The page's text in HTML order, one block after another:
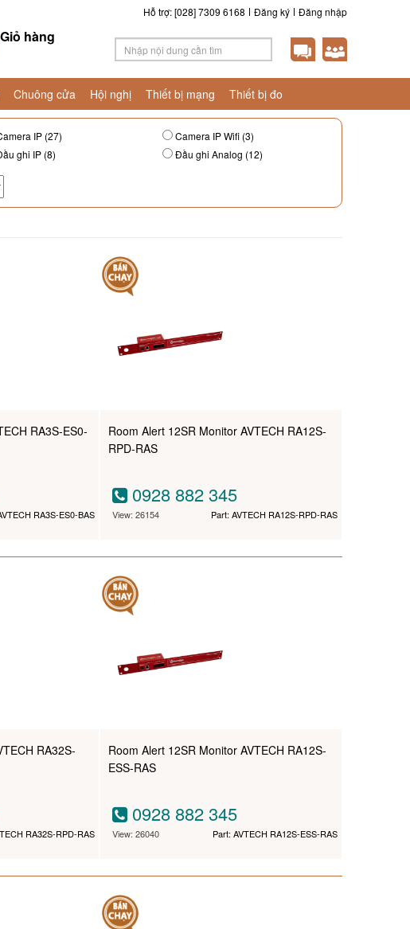
Đăng nhập
Đăng ký
Hỗ trợ: [028] 7309 6168
Giỏ hàng
Chuông cửa Hội nghị Thiết bị mạng Thiết bị đo
IP (27)
Camera IP Wifi (3)
ghi IP (8) Đầu ghi Analog (12)
RA3S-ES0-
RA3S-ES0-BAS
Room Alert 12SR Monitor AVTECH RA12S-
RPD-RAS
0928 882 345
View: 26154 Part: AVTECH RA12S-RPD-RAS
RA32S-
RA32S-RPD-RAS
Room Alert 12SR Monitor AVTECH RA12S-
ESS-RAS
0928 882 345
View: 26040 Part: AVTECH RA12S-ESS-RAS